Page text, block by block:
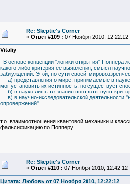
Re: Skeptic's Corner
« Ответ #109 : 07 Ноября 2010, 12:22:12
Vitaliy
В основе концепции "логики открытия" Поппера
какого-либо критерия ее выявления; смысл
заблуждений. Этой, по сути своей,
а) представления о мире, принимаемые в науке
мог установить их истинность, но существует
б) в науке лишь те знания соответствуют
в) в научно-исследовательской деятельности
опровержений"
т.о. взаимоотношения квантовой механики и
фальсификацию по Попперу...
Re: Skeptic's Corner
« Ответ #110 : 07 Ноября 2010, 12:42:12
Цитата: Любовь от 07 Ноября 2010, 12:22:12